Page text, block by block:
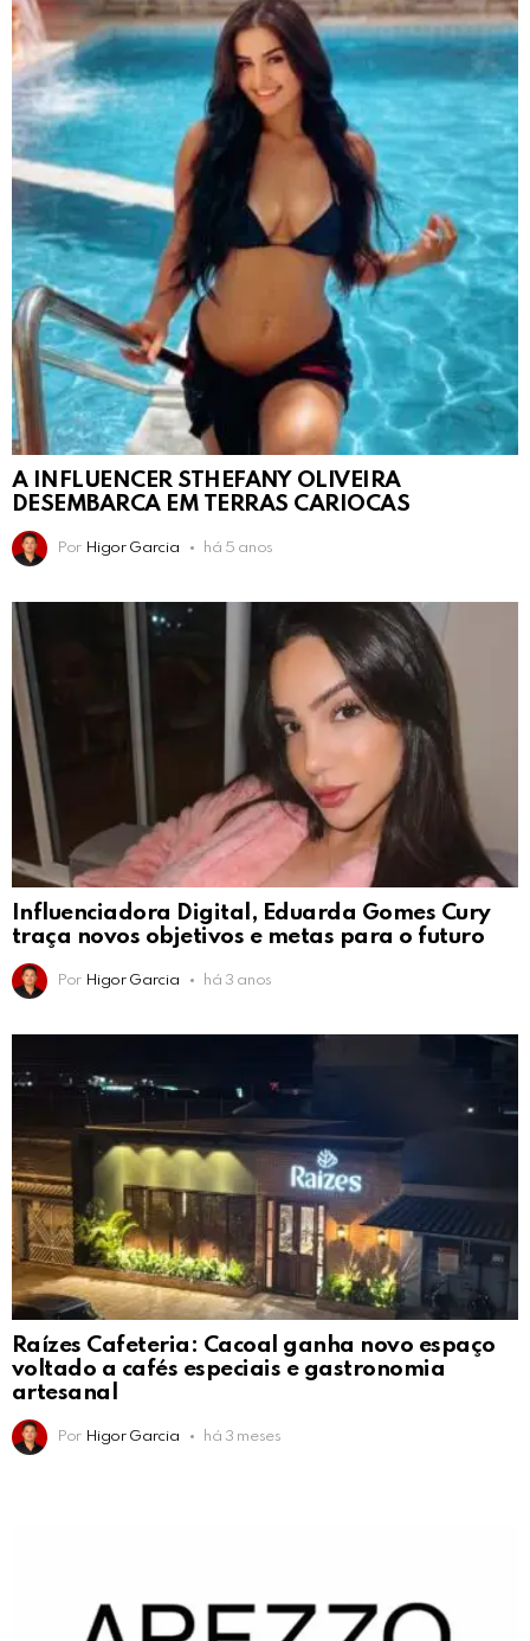
A INFLUENCER STHEFANY OLIVEIRA
DESEMBARCA EM TERRAS CARIOCAS
Por Higor Garcia há 5 anos
Influenciadora Digital, Eduarda Gomes Cury
traça novos objetivos e metas para o futuro
Por Higor Garcia há 3 anos
Raízes Cafeteria: Cacoal ganha novo espaço
voltado a cafés especiais e gastronomia
artesanal
Por Higor Garcia há 3 meses